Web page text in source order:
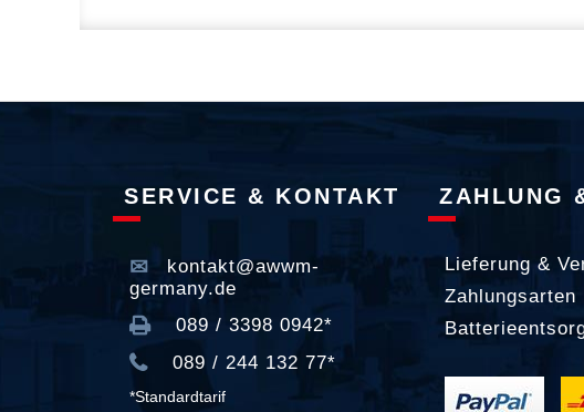
SERVICE & KONTAKT
kontakt@awwm-
germany.de
089 / 3398 0942*
089 / 244 132 77*
*Standardtarif
ZAHLUNG
Lieferung &
Zahlungsarten